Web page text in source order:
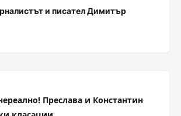
и писател Димитър
Преслава и Константин